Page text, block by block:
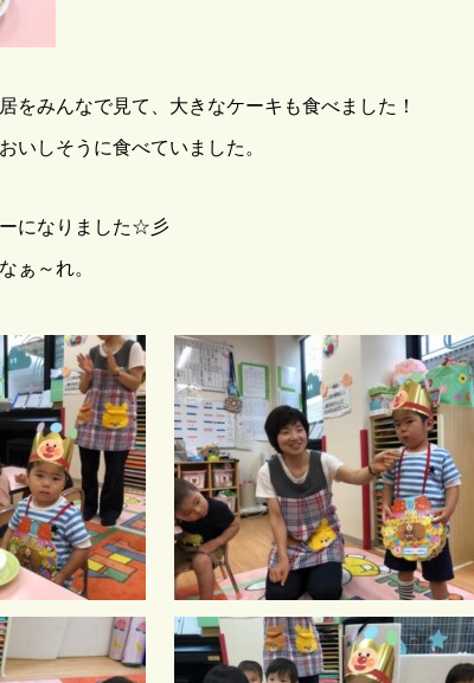
をみんなで見て、大きなケーキも食べました！
いしそうに食べていました。
になりました☆彡
ぁ～れ。